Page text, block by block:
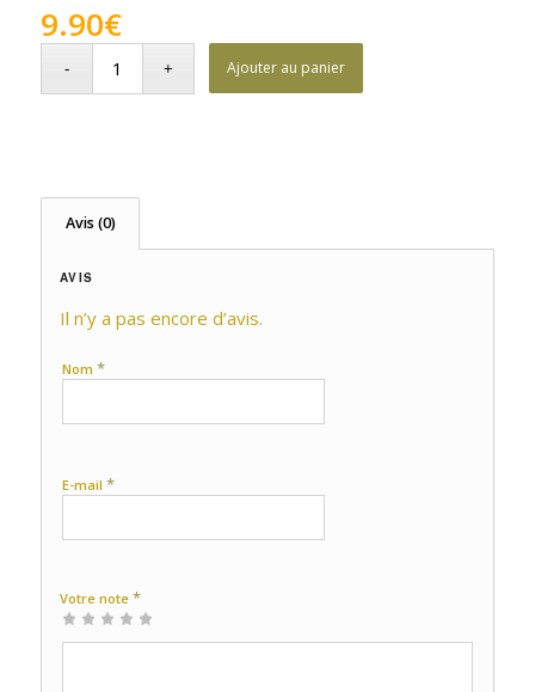
9.90€
Ajouter au panier
Avis (0)
AVIS
Il n’y a pas encore d’avis.
Nom *
E-mail *
Votre note *
1 étoile
2 étoiles
3 étoiles
4 étoiles
5 étoiles